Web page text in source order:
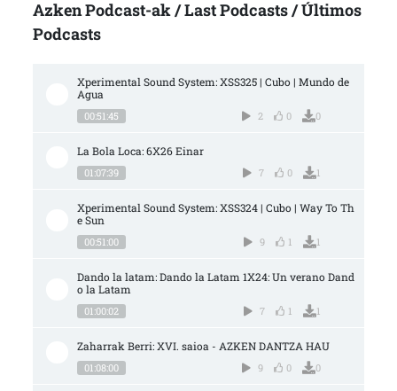
Azken Podcast-ak / Last Podcasts / Últimos
Podcasts
Xperimental Sound System: XSS325 | Cubo | Mundo de
Agua
00:51:45 2 0 0
La Bola Loca: 6X26 Einar
01:07:39 7 0 1
Xperimental Sound System: XSS324 | Cubo | Way To Th
e Sun
00:51:00 9 1 1
Dando la latam: Dando la Latam 1X24: Un verano Dand
o la Latam
01:00:02 7 1 1
Zaharrak Berri: XVI. saioa - AZKEN DANTZA HAU
01:08:00 9 0 0